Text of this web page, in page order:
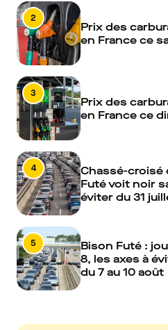
2
Prix des
en France ce
3
Prix des
en France ce
4
Chassé-croisé
Futé voit noir
éviter du 31
5
Bison Futé :
8, les axes à
du 7 au 10 août